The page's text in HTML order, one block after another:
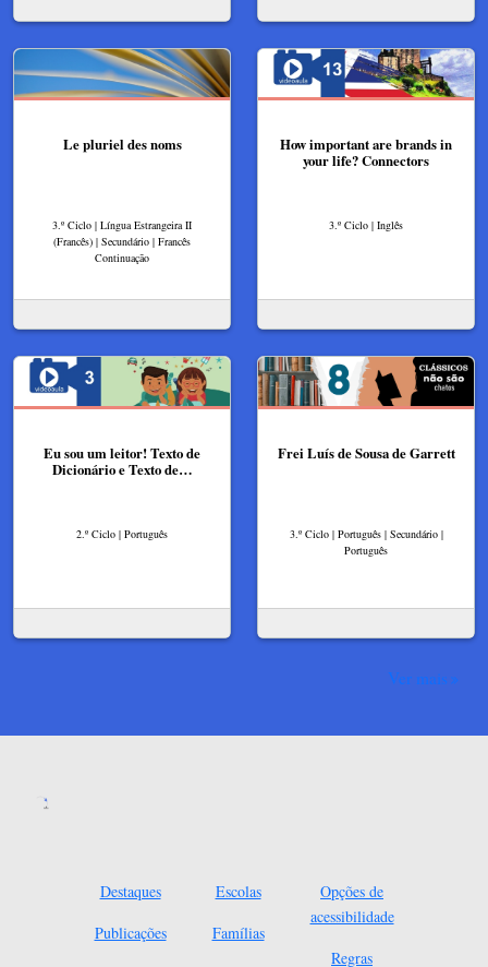
Le pluriel des noms
3.º Ciclo | Língua Estrangeira II
(Francês) | Secundário | Francês
Continuação
How important are brands in
your life? Connectors
3.º Ciclo | Inglês
Eu sou um leitor! Texto de
Dicionário e Texto de…
2.º Ciclo | Português
Frei Luís de Sousa de Garrett
3.º Ciclo | Português | Secundário |
Português
Ver mais
Destaques
Publicações
Escolas
Famílias
Opções de
acessibilidade
Regras